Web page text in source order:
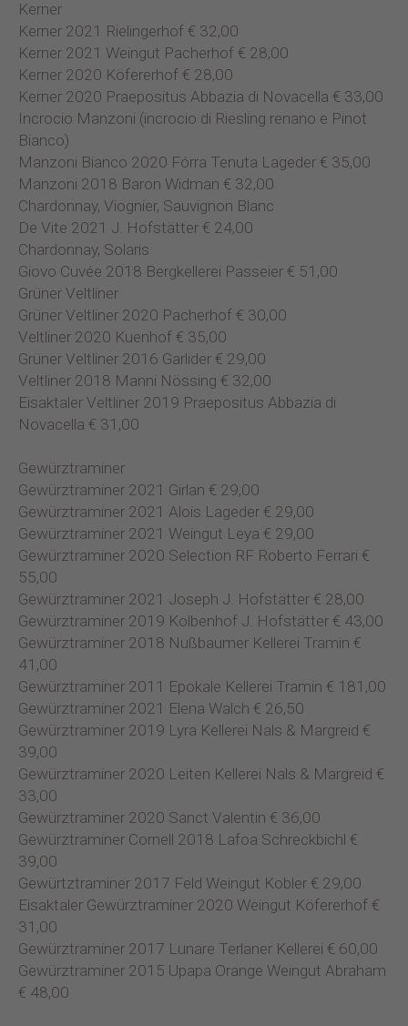
Kerner
Kerner 2021 Rielingerhof € 32,00
Kerner 2021 Weingut Pacherhof € 28,00
Kerner 2020 Köfererhof € 28,00
Kerner 2020 Praepositus Abbazia di Novacella € 33,00
Incrocio Manzoni (incrocio di Riesling renano e Pinot
Bianco)
Manzoni Bianco 2020 Fórra Tenuta Lageder € 35,00
Manzoni 2018 Baron Widman € 32,00
Chardonnay, Viognier, Sauvignon Blanc
De Vite 2021 J. Hofstätter € 24,00
Chardonnay, Solaris
Giovo Cuvée 2018 Bergkellerei Passeier € 51,00
Grüner Veltliner
Grüner Veltliner 2020 Pacherhof € 30,00
Veltliner 2020 Kuenhof € 35,00
Grüner Veltliner 2016 Garlider € 29,00
Veltliner 2018 Manni Nössing € 32,00
Eisaktaler Veltliner 2019 Praepositus Abbazia di
Novacella € 31,00
Gewürztraminer
Gewürztraminer 2021 Girlan € 29,00
Gewürztraminer 2021 Alois Lageder € 29,00
Gewürztraminer 2021 Weingut Leya € 29,00
Gewürztraminer 2020 Selection RF Roberto Ferrari €
55,00
Gewürztraminer 2021 Joseph J. Hofstätter € 28,00
Gewürztraminer 2019 Kolbenhof J. Hofstätter € 43,00
Gewürztraminer 2018 Nußbaumer Kellerei Tramin €
41,00
Gewürztraminer 2011 Epokale Kellerei Tramin € 181,00
Gewürztraminer 2021 Elena Walch € 26,50
Gewürztraminer 2019 Lyra Kellerei Nals & Margreid €
39,00
Gewürztraminer 2020 Leiten Kellerei Nals & Margreid €
33,00
Gewürztraminer 2020 Sanct Valentin € 36,00
Gewürztraminer Cornell 2018 Lafoa Schreckbichl €
39,00
Gewürtztraminer 2017 Feld Weingut Kobler € 29,00
Eisaktaler Gewürztraminer 2020 Weingut Köfererhof €
31,00
Gewürztraminer 2017 Lunare Terlaner Kellerei € 60,00
Gewürztraminer 2015 Upapa Orange Weingut Abraham
€ 48,00